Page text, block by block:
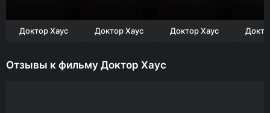
Доктор Хаус Доктор Хаус Доктор Хаус
Отзывы к фильму Доктор Хаус